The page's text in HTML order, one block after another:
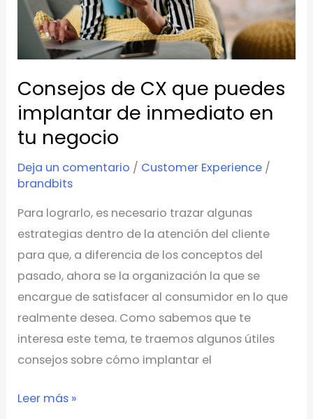
Consejos de CX que puedes
implantar de inmediato en
tu negocio
Deja un comentario / Customer Experience /
brandbits
Para lograrlo, es necesario trazar algunas
estrategias dentro de la atención del cliente
para que, a diferencia de los conceptos del
pasado, ahora se la organización la que se
encargue de satisfacer al consumidor en lo que
realmente desea. Como sabemos que te
interesa este tema, te traemos algunos útiles
consejos sobre cómo implantar el
de
inmediato
negocio
Leer más »